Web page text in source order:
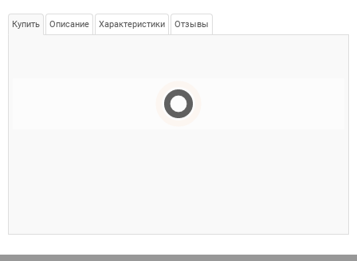
Купить Описание Характеристики Отзывы